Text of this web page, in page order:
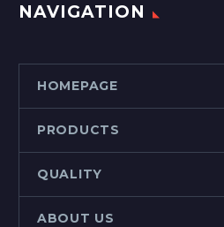
NAVIGATION
HOMEPAGE
PRODUCTS
QUALITY
ABOUT US